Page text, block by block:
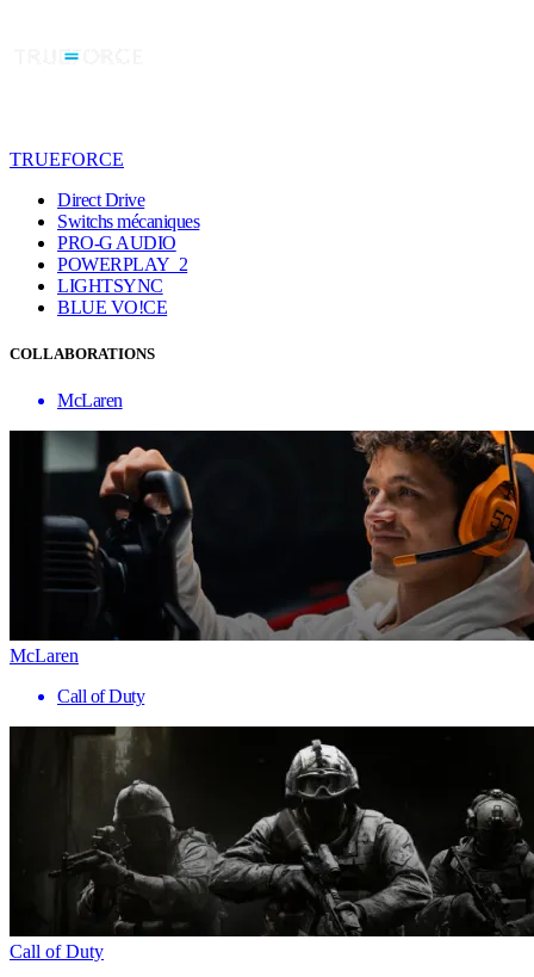
TRUEFORCE
Direct Drive
Switchs mécaniques
PRO-G AUDIO
POWERPLAY 2
LIGHTSYNC
BLUE VO!CE
COLLABORATIONS
McLaren
McLaren
Call of Duty
Call of Duty